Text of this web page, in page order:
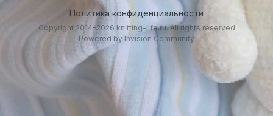
Политика конфиденциальности
Copyright 2014-2026 knitting-life.ru. All rights reserved
Powered by Invision Community